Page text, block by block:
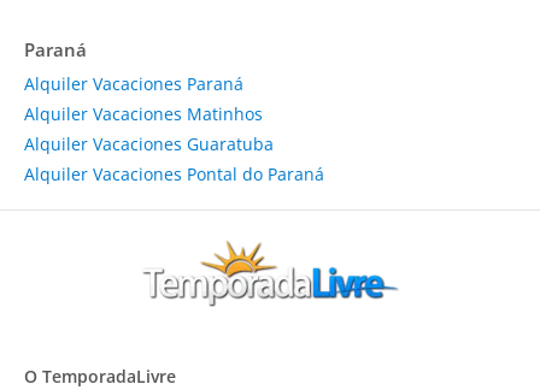
Paraná
Alquiler Vacaciones Paraná
Alquiler Vacaciones Matinhos
Alquiler Vacaciones Guaratuba
Alquiler Vacaciones Pontal do Paraná
O TemporadaLivre